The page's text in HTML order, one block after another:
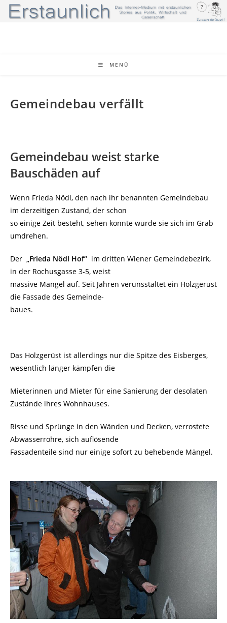
Zum
Inhalt
MENÜ
Gemeindebau verfällt
Gemeindebau weist starke
Bauschäden auf
Wenn Frieda Nödl, den nach ihr benannten Gemeindebau
im derzeitigen Zustand, der schon
so einige Zeit besteht, sehen könnte würde sie sich im Grab
umdrehen.
Der „Frieda Nödl Hof“ im dritten Wiener Gemeindebezirk,
in der Rochusgasse 3-5, weist
massive Mängel auf. Seit Jahren verunsstaltet ein Holzgerüst
die Fassade des Gemeinde-
baues.
Das Holzgerüst ist allerdings nur die Spitze des Eisberges,
wesentlich länger kämpfen die
Mieterinnen und Mieter für eine Sanierung der desolaten
Zustände ihres Wohnhauses.
Risse und Sprünge in den Wänden und Decken, verrostete
Abwasserrohre, sich auflösende
Fassadenteile sind nur einige sofort zu behebende Mängel.